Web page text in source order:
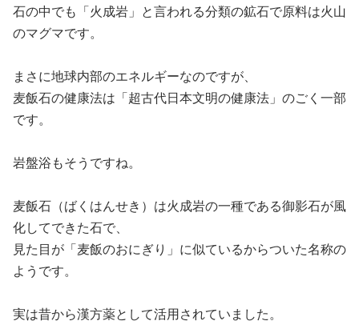
石の中でも「火成岩」と言われる分類の鉱石で原料は火山
のマグマです。
まさに地球内部のエネルギーなのですが、
麦飯石の健康法は「超古代日本文明の健康法」のごく一部
です。
岩盤浴もそうですね。
麦飯石（ばくはんせき）は火成岩の一種である御影石が風
化してできた石で、
見た目が「麦飯のおにぎり」に似ているからついた名称の
ようです。
実は昔から漢方薬として活用されていました。